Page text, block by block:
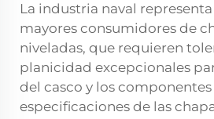
La industria naval
mayores consumidores de
niveladas, que requieren
planicidad excepcionales
del casco y los
especificaciones de las